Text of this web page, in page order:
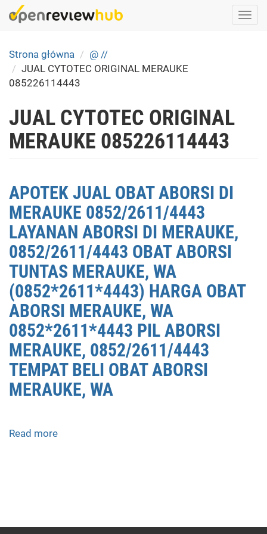
Skip
to
content
Strona główna
@ //
JUAL CYTOTEC ORIGINAL MERAUKE
085226114443
JUAL CYTOTEC ORIGINAL
MERAUKE 085226114443
APOTEK JUAL OBAT ABORSI DI
MERAUKE 0852/2611/4443
LAYANAN ABORSI DI MERAUKE,
0852/2611/4443 OBAT ABORSI
TUNTAS MERAUKE, WA
(0852*2611*4443) HARGA OBAT
ABORSI MERAUKE, WA
0852*2611*4443 PIL ABORSI
MERAUKE, 0852/2611/4443
TEMPAT BELI OBAT ABORSI
MERAUKE, WA
Read more